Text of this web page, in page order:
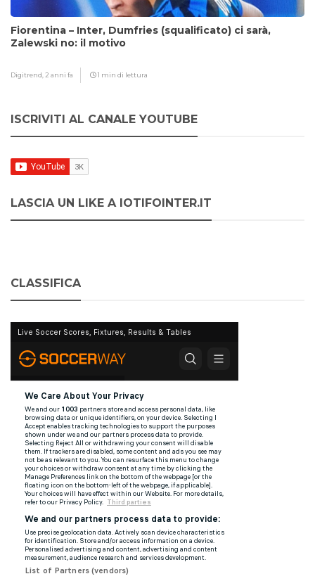
Fiorentina – Inter, Dumfries (squalificato) ci sarà,
Zalewski no: il motivo
Digitrend, 2 anni fa 1 min di lettura
ISCRIVITI AL CANALE YOUTUBE
LASCIA UN LIKE A IOTIFOINTER.IT
CLASSIFICA